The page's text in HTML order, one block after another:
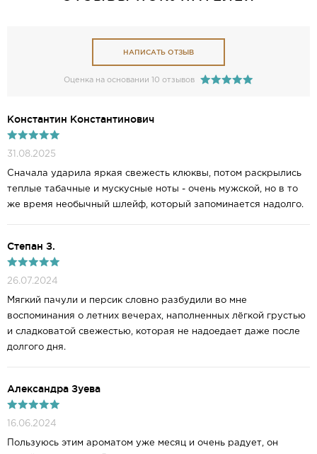
НАПИСАТЬ ОТЗЫВ
Оценка на основании 10 отзывов
Константин Константинович
31.08.2025
Сначала ударила яркая свежесть клюквы, потом раскрылись
теплые табачные и мускусные ноты - очень мужской, но в то
же время необычный шлейф, который запоминается надолго.
Степан З.
26.07.2024
Мягкий пачули и персик словно разбудили во мне
воспоминания о летних вечерах, наполненных лёгкой грустью
и сладковатой свежестью, которая не надоедает даже после
долгого дня.
Александра Зуева
16.06.2024
Пользуюсь этим ароматом уже месяц и очень радует, он